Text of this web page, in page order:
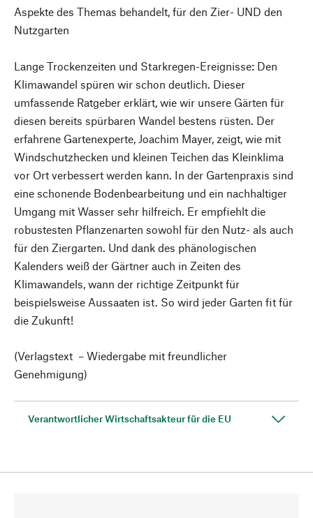
Aspekte des Themas behandelt, für den Zier- UND den
Nutzgarten
Lange Trockenzeiten und Starkregen-Ereignisse: Den
Klimawandel spüren wir schon deutlich. Dieser
umfassende Ratgeber erklärt, wie wir unsere Gärten für
diesen bereits spürbaren Wandel bestens rüsten. Der
erfahrene Gartenexperte, Joachim Mayer, zeigt, wie mit
Windschutzhecken und kleinen Teichen das Kleinklima
vor Ort verbessert werden kann. In der Gartenpraxis sind
eine schonende Bodenbearbeitung und ein nachhaltiger
Umgang mit Wasser sehr hilfreich. Er empfiehlt die
robustesten Pflanzenarten sowohl für den Nutz- als auch
für den Ziergarten. Und dank des phänologischen
Kalenders weiß der Gärtner auch in Zeiten des
Klimawandels, wann der richtige Zeitpunkt für
beispielsweise Aussaaten ist. So wird jeder Garten fit für
die Zukunft!
(Verlagstext – Wiedergabe mit freundlicher
Genehmigung)
Verantwortlicher Wirtschaftsakteur für die EU